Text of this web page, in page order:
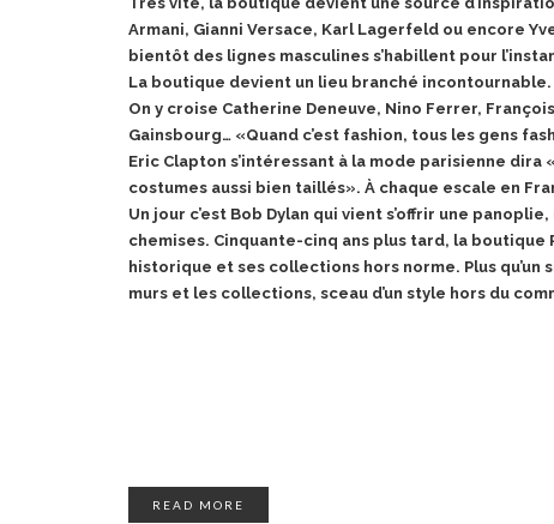
Armani, Gianni Versace, Karl Lagerfeld ou encore
bientôt des lignes masculines s’habillent pour
La boutique devient un lieu branché incontournable.
On y croise Catherine Deneuve, Nino Ferrer,
Gainsbourg… «Quand c’est fashion, tous les gens
Eric Clapton s’intéressant à la mode parisienne dira
costumes aussi bien taillés». À chaque escale en
Un jour c’est Bob Dylan qui vient s’offrir une
chemises. Cinquante-cinq ans plus tard, la
historique et ses collections hors norme. Plus
murs et les collections, sceau d’un style hors du
READ MORE